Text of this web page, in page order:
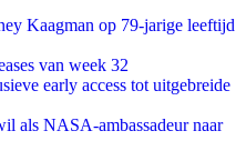
Kaagman op 79-jarige leeftijd
van week 32
early access tot uitgebreide
als NASA-ambassadeur naar